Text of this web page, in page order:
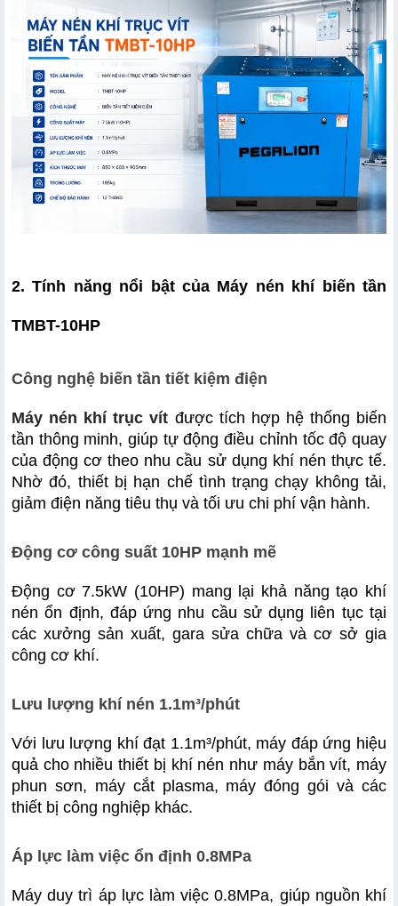
2. Tính năng nổi bật của Máy nén khí biến tần
TMBT-10HP
Công nghệ biến tần tiết kiệm điện
Máy nén khí trục vít được tích hợp hệ thống biến
tần thông minh, giúp tự động điều chỉnh tốc độ quay
của động cơ theo nhu cầu sử dụng khí nén thực tế.
Nhờ đó, thiết bị hạn chế tình trạng chạy không tải,
giảm điện năng tiêu thụ và tối ưu chi phí vận hành.
Động cơ công suất 10HP mạnh mẽ
Động cơ 7.5kW (10HP) mang lại khả năng tạo khí
nén ổn định, đáp ứng nhu cầu sử dụng liên tục tại
các xưởng sản xuất, gara sửa chữa và cơ sở gia
công cơ khí.
Lưu lượng khí nén 1.1m³/phút
Với lưu lượng khí đạt 1.1m³/phút, máy đáp ứng hiệu
quả cho nhiều thiết bị khí nén như máy bắn vít, máy
phun sơn, máy cắt plasma, máy đóng gói và các
thiết bị công nghiệp khác.
Áp lực làm việc ổn định 0.8MPa
Máy duy trì áp lực làm việc 0.8MPa, giúp nguồn khí